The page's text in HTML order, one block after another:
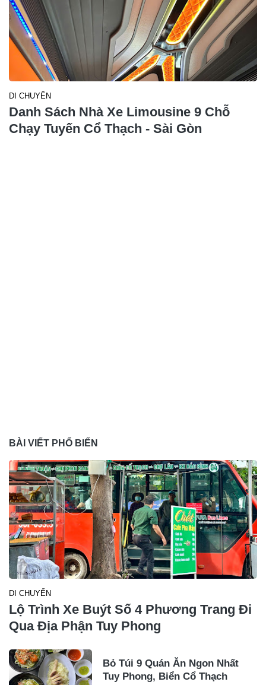
DI CHUYỂN
Danh Sách Nhà Xe Limousine 9 Chỗ
Chạy Tuyến Cổ Thạch - Sài Gòn
BÀI VIẾT PHỔ BIẾN
DI CHUYỂN
Lộ Trình Xe Buýt Số 4 Phương Trang Đi
Qua Địa Phận Tuy Phong
Bỏ Túi 9 Quán Ăn Ngon Nhất
Tuy Phong, Biển Cổ Thạch